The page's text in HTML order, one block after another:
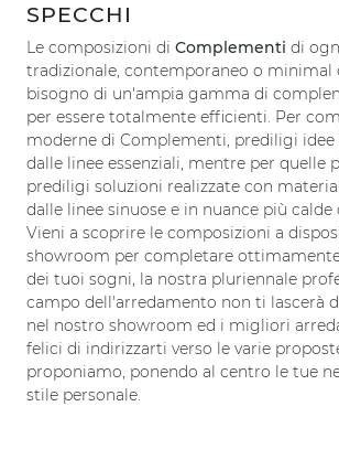
SPECCHI
Le composizioni di Complementi di
tradizionale, contemporaneo o minimal
bisogno di un'ampia gamma di
per essere totalmente efficienti. Per
moderne di Complementi, prediligi idee
dalle linee essenziali, mentre per quelle
prediligi soluzioni realizzate con
dalle linee sinuose e in nuance più
Vieni a scoprire le composizioni a
showroom per completare
dei tuoi sogni, la nostra pluriennale
campo dell'arredamento non ti lascerà
nel nostro showroom ed i migliori
felici di indirizzarti verso le varie
proponiamo, ponendo al centro le tue
stile personale.